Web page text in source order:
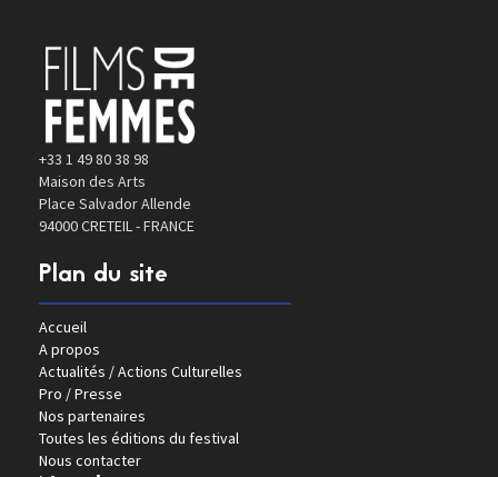
+33 1 49 80 38 98
Maison des Arts
Place Salvador Allende
94000 CRETEIL - FRANCE
Plan du site
Accueil
A propos
Actualités / Actions Culturelles
Pro / Presse
Nos partenaires
Toutes les éditions du festival
Nous contacter